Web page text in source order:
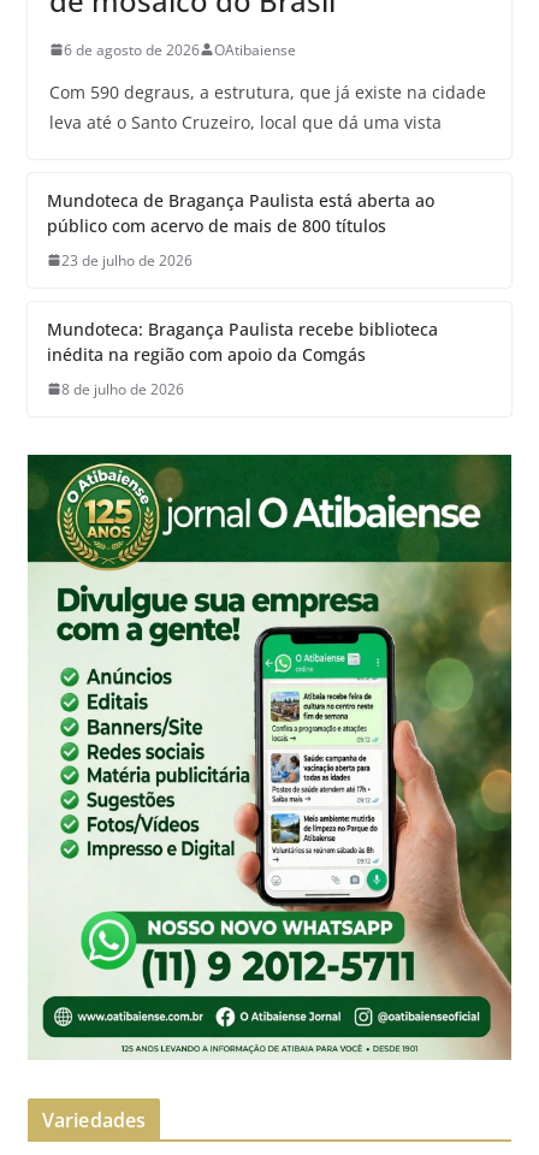
6 de agosto de 2026 OAtibaiense
Com 590 degraus, a estrutura, que já existe na cidade
leva até o Santo Cruzeiro, local que dá uma vista
Mundoteca de Bragança Paulista está aberta ao
público com acervo de mais de 800 títulos
23 de julho de 2026
Mundoteca: Bragança Paulista recebe biblioteca
inédita na região com apoio da Comgás
8 de julho de 2026
Variedades